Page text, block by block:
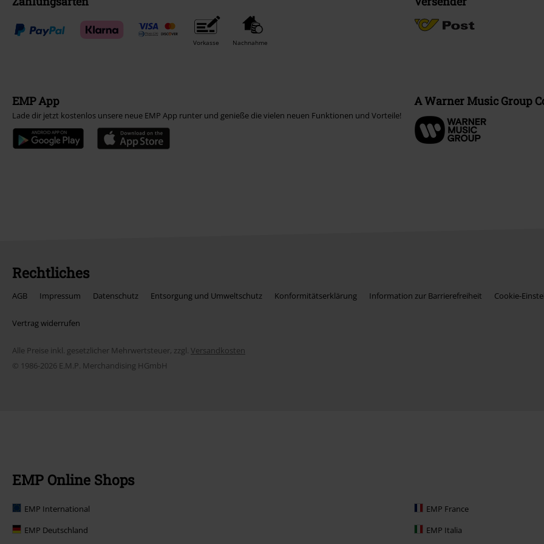
Vorkasse Nachnahme
EMP App
Lade dir jetzt kostenlos unsere neue EMP App runter und genieße die vielen neuen Funktionen und Vorteile!
A Warner Music Group
Rechtliches
AGB Impressum Datenschutz Entsorgung und Umweltschutz Konformitätserklärung Information zur Barrierefreiheit Cookie-
Vertrag widerrufen
Alle Preise inkl. gesetzlicher Mehrwertsteuer, zzgl. Versandkosten
© 1986-2026 E.M.P. Merchandising HGmbH
EMP Online Shops
EMP International
EMP France
EMP Deutschland
EMP Italia